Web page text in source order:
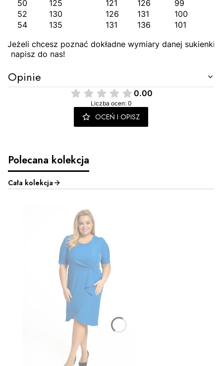
50 125 121 126
99
52
130 126 131
100
54
135 131 136
101
Jeżeli chcesz poznać dokładne wymiary danej sukienki
- napisz do nas!
Opinie
0.00
Liczba ocen: 0
OCEŃ I OPISZ
Polecana kolekcja
Cała kolekcja